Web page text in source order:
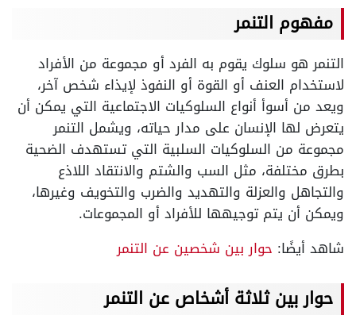
مفهوم التنمر
التنمر هو سلوك يقوم به الفرد أو مجموعة من الأفراد
لاستخدام العنف أو القوة أو النفوذ لإيذاء شخص آخر،
ويعد من أسوأ أنواع السلوكيات الاجتماعية التي يمكن أن
يتعرض لها الإنسان على مدار حياته، ويشمل التنمر
مجموعة من السلوكيات السلبية التي تستهدف الضحية
بطرق مختلفة، مثل السب والشتم والانتقاد اللاذع
والتجاهل والعزلة والتهديد والضرب والتخويف وغيرها،
ويمكن أن يتم توجيهها للأفراد أو المجموعات.
شاهد أيضًا: حوار بين شخصين عن التنمر
حوار بين ثلاثة أشخاص عن التنمر